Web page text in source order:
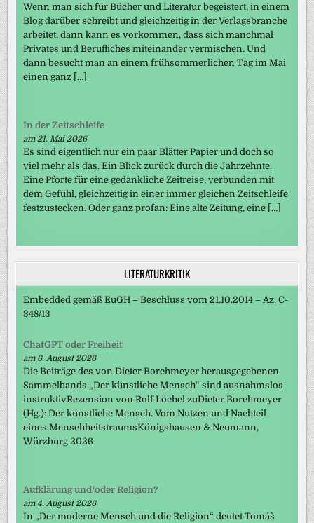
Wenn man sich für Bücher und Literatur begeistert, in einem
Blog darüber schreibt und gleichzeitig in der Verlagsbranche
arbeitet, dann kann es vorkommen, dass sich manchmal
Privates und Berufliches miteinander vermischen. Und
dann besucht man an einem frühsommerlichen Tag im Mai
einen ganz […]
In der Zeitschleife
am 21. Mai 2026
Es sind eigentlich nur ein paar Blätter Papier und doch so
viel mehr als das. Ein Blick zurück durch die Jahrzehnte.
Eine Pforte für eine gedankliche Zeitreise, verbunden mit
dem Gefühl, gleichzeitig in einer immer gleichen Zeitschleife
festzustecken. Oder ganz profan: Eine alte Zeitung, eine […]
LITERATURKRITIK
Embedded gemäß EuGH – Beschluss vom 21.10.2014 – Az. C-
348/13
ChatGPT oder Freiheit
am 6. August 2026
Die Beiträge des von Dieter Borchmeyer herausgegebenen
Sammelbands „Der künstliche Mensch“ sind ausnahmslos
instruktivRezension von Rolf Löchel zuDieter Borchmeyer
(Hg.): Der künstliche Mensch. Vom Nutzen und Nachteil
eines MenschheitstraumsKönigshausen & Neumann,
Würzburg 2026
Aufklärung und/oder Religion?
am 4. August 2026
In „Der moderne Mensch und die Religion“ deutet Tomáš